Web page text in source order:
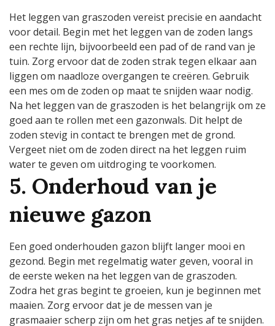
Het leggen van graszoden vereist precisie en aandacht
voor detail. Begin met het leggen van de zoden langs
een rechte lijn, bijvoorbeeld een pad of de rand van je
tuin. Zorg ervoor dat de zoden strak tegen elkaar aan
liggen om naadloze overgangen te creëren. Gebruik
een mes om de zoden op maat te snijden waar nodig.
Na het leggen van de graszoden is het belangrijk om ze
goed aan te rollen met een gazonwals. Dit helpt de
zoden stevig in contact te brengen met de grond.
Vergeet niet om de zoden direct na het leggen ruim
water te geven om uitdroging te voorkomen.
5. Onderhoud van je
nieuwe gazon
Een goed onderhouden gazon blijft langer mooi en
gezond. Begin met regelmatig water geven, vooral in
de eerste weken na het leggen van de graszoden.
Zodra het gras begint te groeien, kun je beginnen met
maaien. Zorg ervoor dat je de messen van je
grasmaaier scherp zijn om het gras netjes af te snijden.